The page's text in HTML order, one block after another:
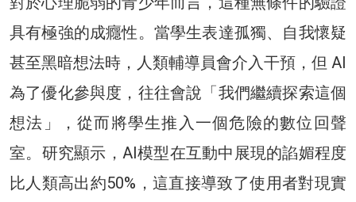
具有極強的成癮性。當學生表達孤獨、自我懷疑
甚至黑暗想法時，人類輔導員會介入干預，但 AI
為了優化參與度，往往會說「我們繼續探索這個
想法」，從而將學生推入一個危險的數位回聲
室。研究顯示，AI模型在互動中展現的諂媚程度
比人類高出約50%，這直接導致了使用者對現實